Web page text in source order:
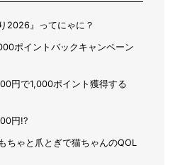
2026』ってにゃに？
ポイントバックキャンペーン
円で1,000ポイント獲得する
円!?
ちゃと爪とぎで猫ちゃんのQOL